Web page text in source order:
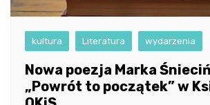
kultura Literatura wydarzenia
Nowa poezja Marka
„Powrót to początek” w